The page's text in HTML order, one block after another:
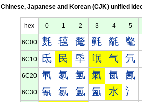
Chinese, Japanese and Korean (CJK) unified
hex 0 1 2 3 4 5
6C00 氀 氁 氂 氃 氄 氅
6C10 氐 民 氒 氓 气 氕
6C20 氠 氡 氢 氣 氤 氥
6C30 氰 氱 氲 氳 水 氵